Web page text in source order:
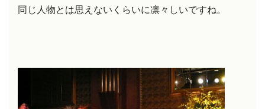
同じ人物とは思えないくらいに凛々しいですね。